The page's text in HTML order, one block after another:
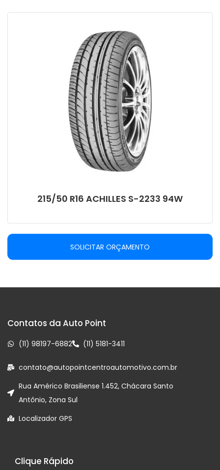
215/50 R16 ACHILLES S-2233 94W
SOLICITAR ORÇAMENTO
Contatos da Auto Point
(11) 98197-6882 (11) 5181-3411
contato@autopointcentroautomotivo.com.br
Rua Américo Brasiliense 1.452, Chácara Santo
Antônio, Zona Sul
Localizador GPS
Clique Rápido